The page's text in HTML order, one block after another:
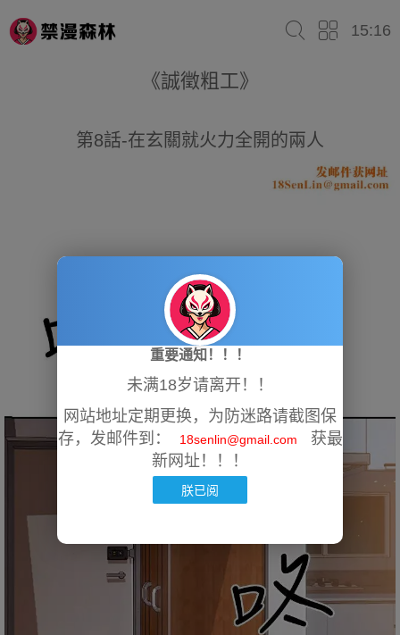
15:16
《誠徵粗工》
第8話-在玄關就火力全開的兩人
重要通知！！！
未满18岁请离开！！
网站地址定期更换，为防迷路请截图保
存，发邮件到：
18senlin@gmail.com
获最
新网址！！！
朕已阅